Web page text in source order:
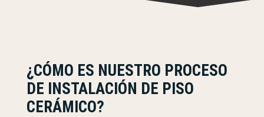
¿CÓMO ES NUESTRO PROCESO
DE INSTALACIÓN DE PISO
CERÁMICO?